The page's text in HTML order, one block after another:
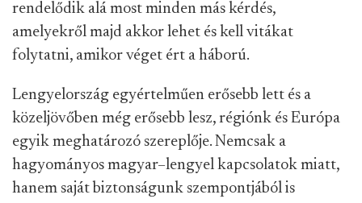
rendelődik alá most minden más kérdés,
amelyekről majd akkor lehet és kell vitákat
folytatni, amikor véget ért a háború.
Lengyelország egyértelműen erősebb lett és a
közeljövőben még erősebb lesz, régiónk és Európa
egyik meghatározó szereplője. Nemcsak a
hagyományos magyar–lengyel kapcsolatok miatt,
hanem saját biztonságunk szempontjából is